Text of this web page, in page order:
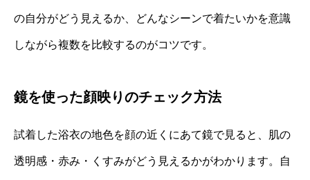
の自分がどう見えるか、どんなシーンで着たいかを意識
しながら複数を比較するのがコツです。
鏡を使った顔映りのチェック方法
試着した浴衣の地色を顔の近くにあて鏡で見ると、肌の
透明感・赤み・くすみがどう見えるかがわかります。自